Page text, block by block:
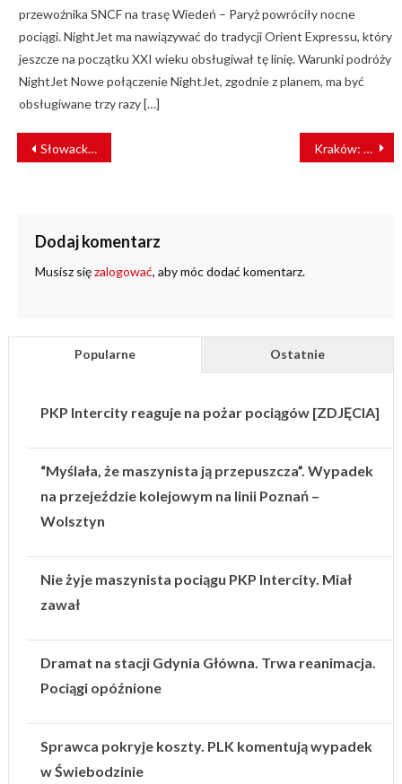
przewoźnika SNCF na trasę Wiedeń – Paryż powróciły nocne
pociągi. NightJet ma nawiązywać do tradycji Orient Expressu, który
jeszcze na początku XXI wieku obsługiwał tę linię. Warunki podróży
NightJet Nowe połączenie NightJet, zgodnie z planem, ma być
obsługiwane trzy razy […]
NAWIGACJA
WPISU
Słowacki transport publiczny w kryzysie. “Tak źle jeszcze nie było” Kraków: Wykonawca koncepcji linii tramwajowej Azory – Cichy Kącik wybrany
Dodaj komentarz
Musisz sięzalogować, aby móc dodać komentarz.
Popularne Ostatnie
PKP Intercity reaguje na pożar pociągów [ZDJĘCIA]
“Myślała, że maszynista ją przepuszcza”. Wypadek
na przejeździe kolejowym na linii Poznań –
Wolsztyn
Nie żyje maszynista pociągu PKP Intercity. Miał
zawał
Dramat na stacji Gdynia Główna. Trwa reanimacja.
Pociągi opóźnione
Sprawca pokryje koszty. PLK komentują wypadek
w Świebodzinie